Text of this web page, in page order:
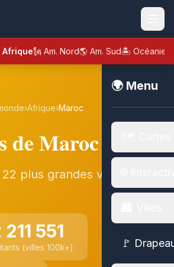
Afrique🗽 Am. Nord🌎 Am. Sud🏝️ Océanie
🌍 Menu
🚩
›Afrique›Maroc
de Maroc
plus grandes villes de
211 551
(villes 100k+)